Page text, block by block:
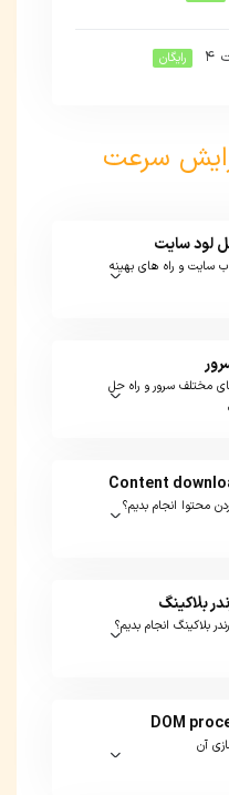
رایگان
سرعت
لود سایت
سایت و راه های بهینه
مختلف سرور و راه حل
محتوا انجام بدیم؟
بلاکینگ
بلاکینگ انجام بدیم؟